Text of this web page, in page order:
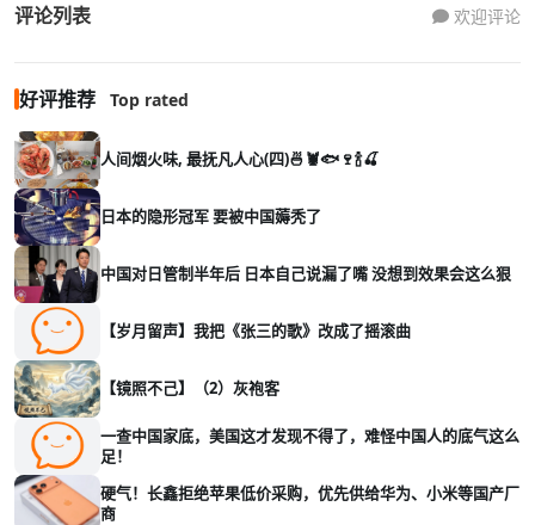
评论列表 欢迎评论
好评推荐 Top rated
人间烟火味, 最抚凡人心(四)🍜🦞🐟🍷🍾🍒
日本的隐形冠军 要被中国薅秃了
中国对日管制半年后 日本自己说漏了嘴 没想到效果会这么狠
【岁月留声】我把《张三的歌》改成了摇滚曲
【镜照不己】（2）灰袍客
一查中国家底，美国这才发现不得了，难怪中国人的底气这么
足！
硬气！长鑫拒绝苹果低价采购，优先供给华为、小米等国产厂
商